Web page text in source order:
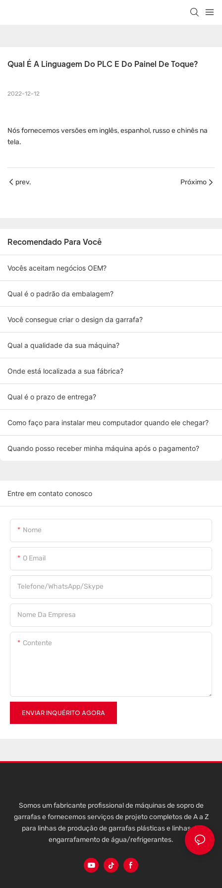
Qual É A Linguagem Do PLC E Do Painel De Toque?
2022-12-12
Nós fornecemos versões em inglês, espanhol, russo e chinês na
tela.
prev. Próximo
Recomendado Para Você
Vocês aceitam negócios OEM?
Qual é o padrão da embalagem?
Você consegue criar o design da garrafa?
Qual a qualidade da sua máquina?
Onde está localizada a sua fábrica?
Qual é o prazo de entrega?
Como faço para instalar meu computador quando ele chegar?
Quando posso receber minha máquina após o pagamento?
Entre em contato conosco
Nome
O Email
Telefone/WhatsApp/Skype
Nome Da Empresa
Contente
ENVIAR INQUÉRITO AGORA
Somos um fabricante profissional de máquinas de sopro de
garrafas e fornecemos serviços de projeto completos de A a Z
para linhas de produção de garrafas plásticas e linhas de
engarrafamento de água/refrigerantes.